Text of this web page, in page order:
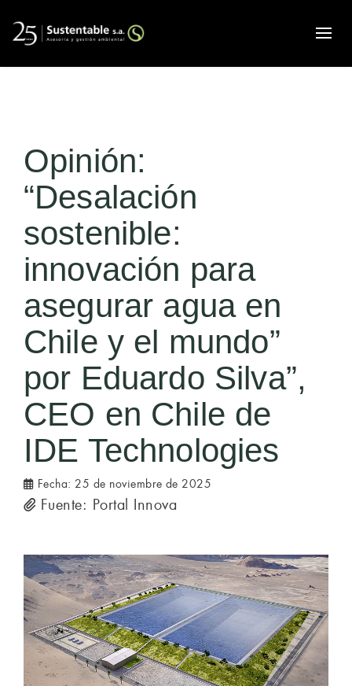
Opinión:
“Desalación
sostenible:
innovación para
asegurar agua en
Chile y el mundo”
por Eduardo Silva”,
CEO en Chile de
IDE Technologies
Fecha: 25 de noviembre de 2025
Fuente: Portal Innova